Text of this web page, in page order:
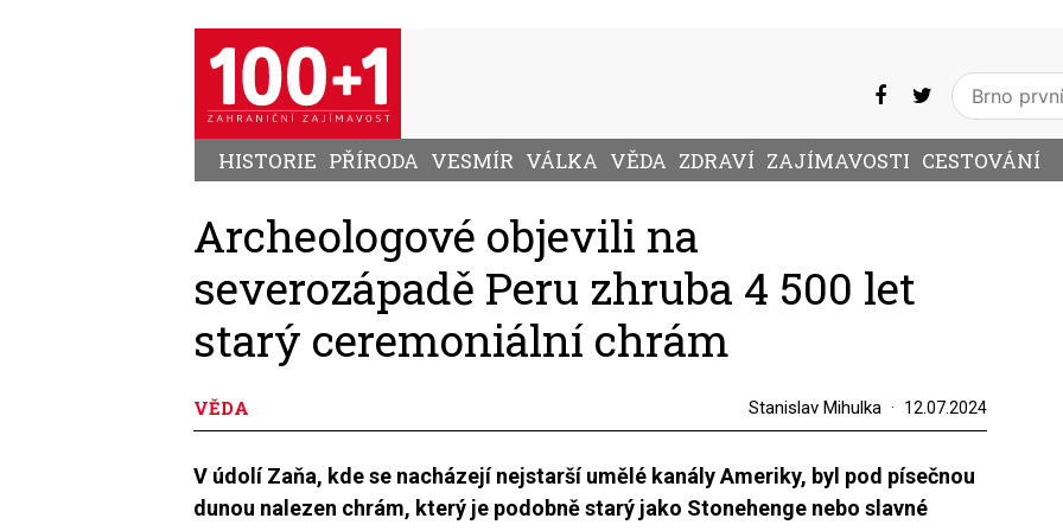
HISTORIE PŘÍRODA VESMÍR VÁLKA VĚDA ZDRAVÍ ZAJÍMAVOSTI CESTOVÁNÍ
Archeologové objevili na
severozápadě Peru zhruba 4 500 let
starý ceremoniální chrám
VĚDA Stanislav Mihulka 12.07.2024
V údolí Zaňa, kde se nacházejí nejstarší umělé kanály Ameriky, byl pod písečnou
dunou nalezen chrám, který je podobně starý jako Stonehenge nebo slavné